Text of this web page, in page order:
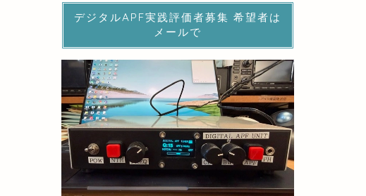
デジタルAPF実践評価者募集 希望者は
メールで